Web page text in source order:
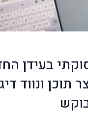
בעידן
תוכן ונווד